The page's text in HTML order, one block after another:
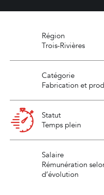
Région
Trois-Rivières
Catégorie
Fabrication et
Statut
Temps plein
Salaire
Rémunération
d’évolution